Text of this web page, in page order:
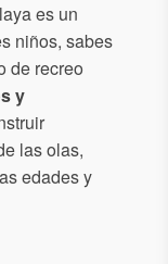
es un
niños, sabes
de recreo
y
las olas,
edades y